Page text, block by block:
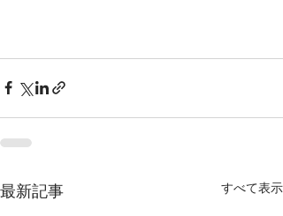
最新記事 すべて表示